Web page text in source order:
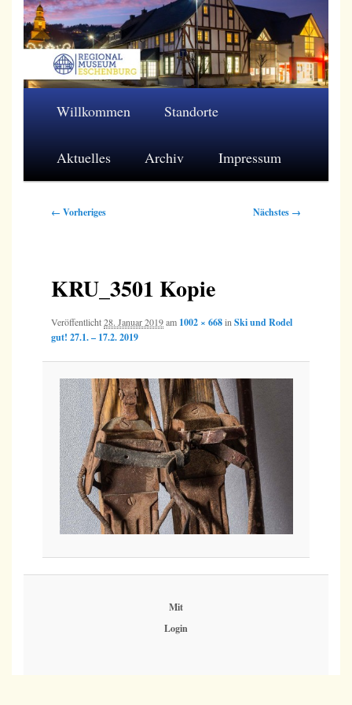
Zum
primären
Inhalt
Regionalmuseum Eschenburg e.V.
Willkommen Standorte
Aktuelles Archiv Impressum
Bilder-
← Vorheriges Nächstes →
KRU_3501 Kopie
Veröffentlicht28. Januar 2019am 1002 × 668in Ski und Rodel
gut! 27.1. – 17.2. 2019
Mit
Login